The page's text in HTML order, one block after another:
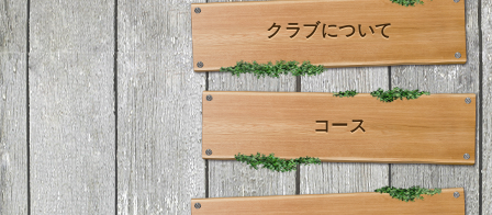
クラブについて
コース